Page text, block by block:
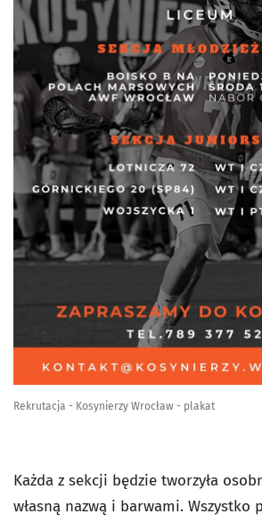
Rekrutacja - Kosynierzy Wrocław - plakat
Każda z sekcji będzie tworzyła
własną nazwą i barwami. Wszystko